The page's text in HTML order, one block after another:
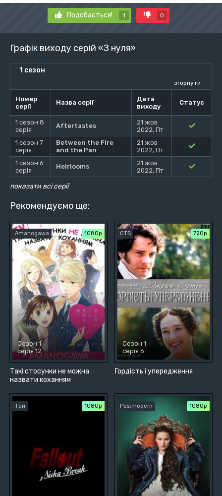
Подобається! 1 0
Графік виходу серій «З нуля»
1 сезон
згорнути
Номер
серії
Назва серії
Дата
виходу
Статус
1 сезон 8
серія
Aftertastes
21 жов
2022, Пт
1 сезон 7
серія
Between the Fire
and the Pan
21 жов
2022, Пт
1 сезон 6
серія
Heirlooms
21 жов
2022, Пт
показати всі серії
Рекомендуємо ще:
Такі стосунки не можна
назвати коханням
Amanogawa 1080p
Сезон 1
серія 12
Гордість і упередження
СТБ 720р
Сезон 1
серія 6
Три 1080p Postmodern 1080p